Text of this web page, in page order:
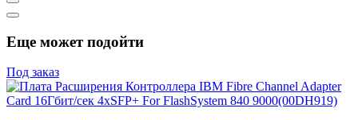
Еще может подойти
Под заказ